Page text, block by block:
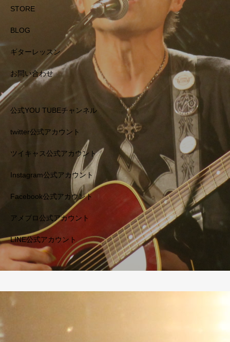
STORE
BLOG
ギターレッスン
お問い合わせ
公式YOU TUBEチャンネル
twitter公式アカウント
ツイキャス公式アカウント
Instagram公式アカウント
Facebook公式アカウント
アメブロ公式アカウント
LINE公式アカウント